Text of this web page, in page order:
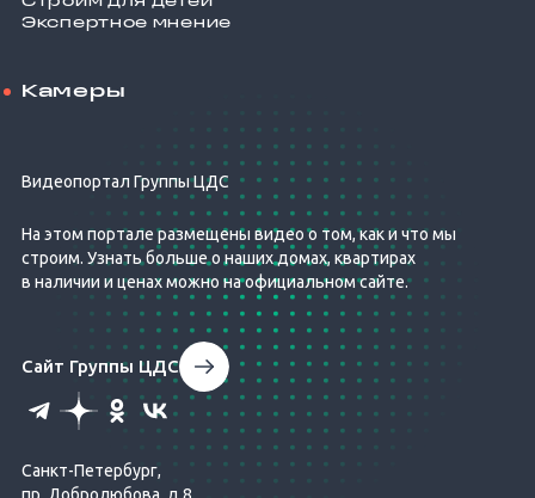
Экспертное мнение
Камеры
Видеопортал Группы ЦДС
На этом портале размещены видео о том, как и что мы
строим. Узнать больше о наших домах, квартирах
в наличии и ценах можно на официальном сайте.
Сайт Группы ЦДС
Санкт-Петербург,